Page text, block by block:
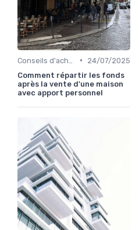
•
24/07/2025
Comment répartir les fonds
après la vente d'une maison
avec apport personnel